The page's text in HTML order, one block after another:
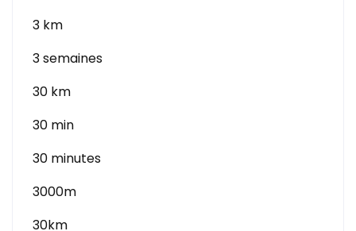
3 km
3 semaines
30 km
30 min
30 minutes
3000m
30km